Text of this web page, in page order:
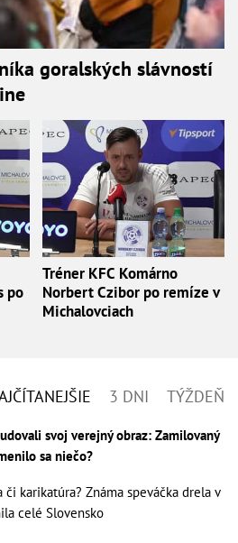
goralských slávností
po
Tréner KFC Komárno
Norbert Czibor po remíze v
Michalovciach
3 DNI TÝŽDEŇ
svoj verejný obraz: Zamilovaný
sa niečo?
karikatúra? Známa speváčka drela v
celé Slovensko